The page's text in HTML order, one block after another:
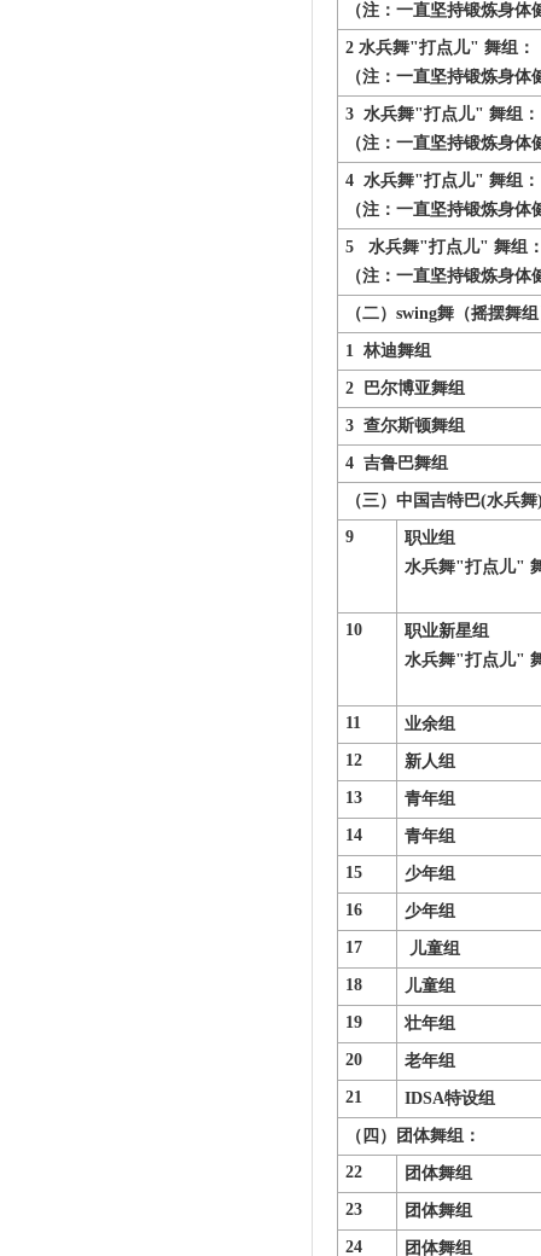
（注：一直坚持锻炼身体
2 水兵舞"打点儿" 舞组
（注：一直坚持锻炼身体
3 水兵舞"打点儿" 舞组
（注：一直坚持锻炼身体
4 水兵舞"打点儿" 舞组
（注：一直坚持锻炼
5 水兵舞"打点儿" 舞组
（注：一直坚持锻炼身
（二）swing舞（摇
1 林迪舞组
2 巴尔博亚舞组
3 查尔斯顿舞组
4 吉鲁巴舞组
（三）中国吉特巴(水兵舞
9
职业组
水兵舞"打点儿"
10
职业新星组
水兵舞"打点儿"
11
业余组
12
新人组
13
青年组
14
青年组
15
少年组
16
少年组
17
儿童组
18
儿童组
19
壮年组
20
老年组
21
IDSA特设组
（四）
团体舞
22
团体舞组
23
团体舞组
24
团体舞组